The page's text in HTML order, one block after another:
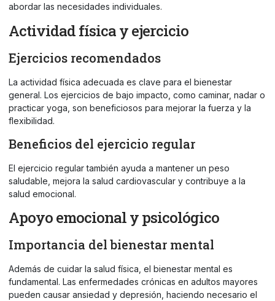
abordar las necesidades individuales.
Actividad física y ejercicio
Ejercicios recomendados
La actividad física adecuada es clave para el bienestar
general. Los ejercicios de bajo impacto, como caminar, nadar o
practicar yoga, son beneficiosos para mejorar la fuerza y la
flexibilidad.
Beneficios del ejercicio regular
El ejercicio regular también ayuda a mantener un peso
saludable, mejora la salud cardiovascular y contribuye a la
salud emocional.
Apoyo emocional y psicológico
Importancia del bienestar mental
Además de cuidar la salud física, el bienestar mental es
fundamental. Las enfermedades crónicas en adultos mayores
pueden causar ansiedad y depresión, haciendo necesario el